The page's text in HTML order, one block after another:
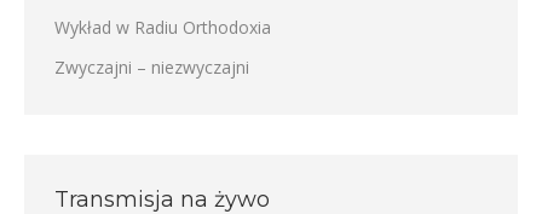
Wykład w Radiu Orthodoxia
Zwyczajni – niezwyczajni
Transmisja na żywo